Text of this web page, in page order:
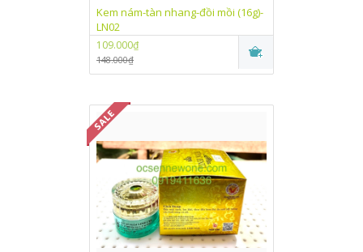
Kem nám-tàn nhang-đồi mồi (16g)-
LN02
109.000₫
148.000₫